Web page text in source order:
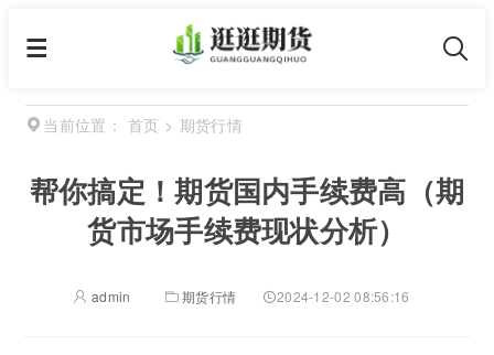
当前位置： 首页 > 期货行情
帮你搞定！期货国内手续费高（期
货市场手续费现状分析）
admin 期货行情 2024-12-02 08:56:16